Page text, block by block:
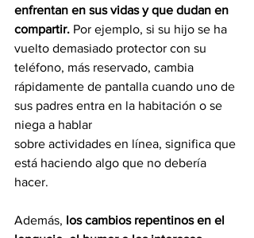
enfrentan en sus vidas y que dudan en
compartir. Por ejemplo, si su hijo se ha
vuelto demasiado protector con su
teléfono, más reservado, cambia
rápidamente de pantalla cuando uno de
sus padres entra en la habitación o se
niega a hablar
sobre actividades en línea, significa que
está haciendo algo que no debería
hacer.
Además, los cambios repentinos en el